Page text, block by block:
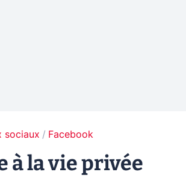
sociaux Facebook
à la vie privée